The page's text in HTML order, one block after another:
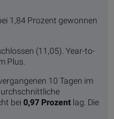
1,84 Prozent gewonnen
(11,05). Year-to-
Plus.
10 Tagen im
bei 0,97 Prozent lag. Die